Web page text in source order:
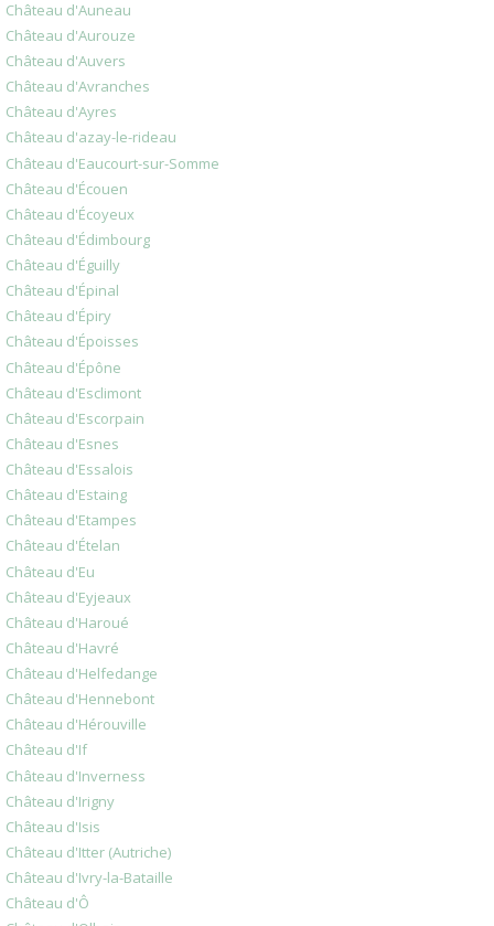
Château d'Auneau
Château d'Aurouze
Château d'Auvers
Château d'Avranches
Château d'Ayres
Château d'azay-le-rideau
Château d'Eaucourt-sur-Somme
Château d'Écouen
Château d'Écoyeux
Château d'Édimbourg
Château d'Éguilly
Château d'Épinal
Château d'Épiry
Château d'Époisses
Château d'Épône
Château d'Esclimont
Château d'Escorpain
Château d'Esnes
Château d'Essalois
Château d'Estaing
Château d'Etampes
Château d'Ételan
Château d'Eu
Château d'Eyjeaux
Château d'Haroué
Château d'Havré
Château d'Helfedange
Château d'Hennebont
Château d'Hérouville
Château d'If
Château d'Inverness
Château d'Irigny
Château d'Isis
Château d'Itter (Autriche)
Château d'Ivry-la-Bataille
Château d'Ô